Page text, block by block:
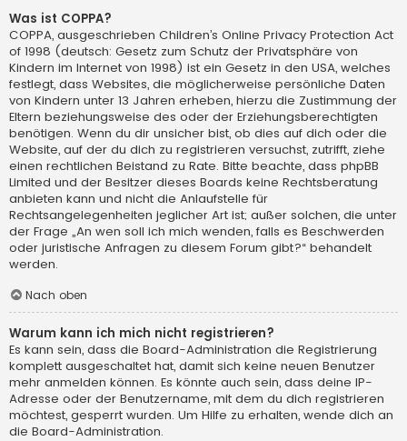
Was ist COPPA?
COPPA, ausgeschrieben Children’s Online Privacy Protection Act
of 1998 (deutsch: Gesetz zum Schutz der Privatsphäre von
Kindern im Internet von 1998) ist ein Gesetz in den USA, welches
festlegt, dass Websites, die möglicherweise persönliche Daten
von Kindern unter 13 Jahren erheben, hierzu die Zustimmung der
Eltern beziehungsweise des oder der Erziehungsberechtigten
benötigen. Wenn du dir unsicher bist, ob dies auf dich oder die
Website, auf der du dich zu registrieren versuchst, zutrifft, ziehe
einen rechtlichen Beistand zu Rate. Bitte beachte, dass phpBB
Limited und der Besitzer dieses Boards keine Rechtsberatung
anbieten kann und nicht die Anlaufstelle für
Rechtsangelegenheiten jeglicher Art ist; außer solchen, die unter
der Frage „An wen soll ich mich wenden, falls es Beschwerden
oder juristische Anfragen zu diesem Forum gibt?“ behandelt
werden.
Nach oben
Warum kann ich mich nicht registrieren?
Es kann sein, dass die Board-Administration die Registrierung
komplett ausgeschaltet hat, damit sich keine neuen Benutzer
mehr anmelden können. Es könnte auch sein, dass deine IP-
Adresse oder der Benutzername, mit dem du dich registrieren
möchtest, gesperrt wurden. Um Hilfe zu erhalten, wende dich an
die Board-Administration.